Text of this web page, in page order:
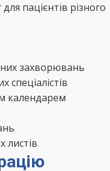
пацієнтів різного
захворювань
календарем
листів